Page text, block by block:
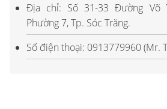
Địa chỉ: Số 31-33 Đường Võ
Phường 7, Tp. Sóc Trăng.
Số điện thoại: 0913779960 (Mr.